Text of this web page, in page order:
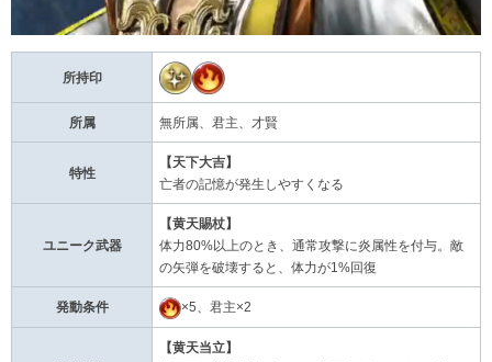
所持印
所属 無所属、君主、才賢
特性
【天下大吉】
亡者の記憶が発生しやすくなる
ユニーク武器
【黄天賜杖】
体力80%以上のとき、通常攻撃に炎属性を付与。敵
の矢弾を破壊すると、体力が1%回復
発動条件 ×5、君主×2
【黄天当立】